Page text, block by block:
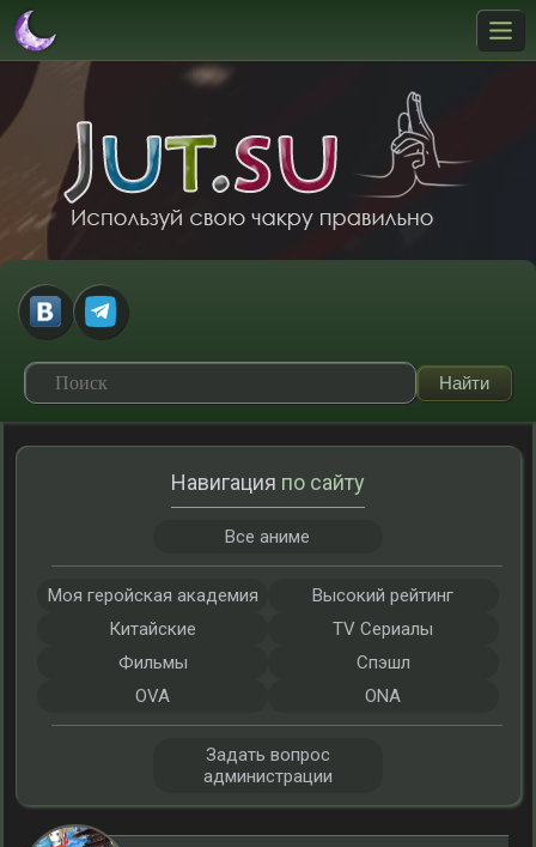
Навигация по сайту
Все аниме
Моя геройская академия
Высокий рейтинг
Китайские
TV Сериалы
Фильмы
Спэшл
OVA
ONA
Задать вопрос
администрации